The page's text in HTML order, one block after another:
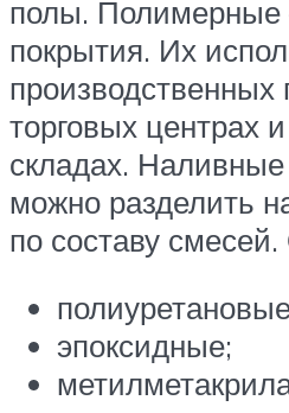
полы. Полимерные
покрытия. Их
торговых центрах и
складах.
можно разделить
по составу
эпоксидные;